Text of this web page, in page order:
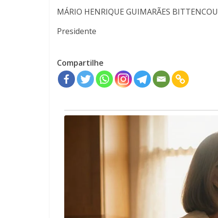
MÁRIO HENRIQUE GUIMARÃES
Presidente
Compartilhe